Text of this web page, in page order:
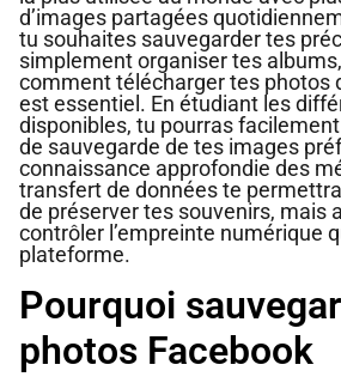
d’images partagées
tu souhaites sauvegarder tes
simplement organiser tes
comment télécharger tes photos
est essentiel. En étudiant les
disponibles, tu pourras
de sauvegarde de tes images
connaissance approfondie des
transfert de données te
de préserver tes souvenirs, mais
contrôler l’empreinte numérique
plateforme.
Pourquoi
photos Facebook